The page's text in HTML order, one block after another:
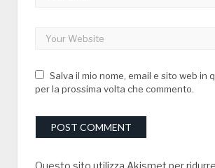
Salva il mio nome, email e sito web in
per la prossima volta che commento.